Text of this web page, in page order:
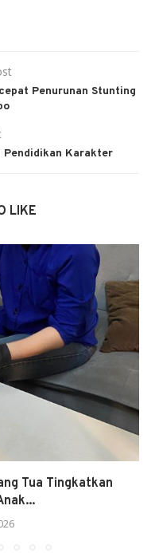
Penurunan Stunting
Pendidikan Karakter
LIKE
Tua Tingkatkan